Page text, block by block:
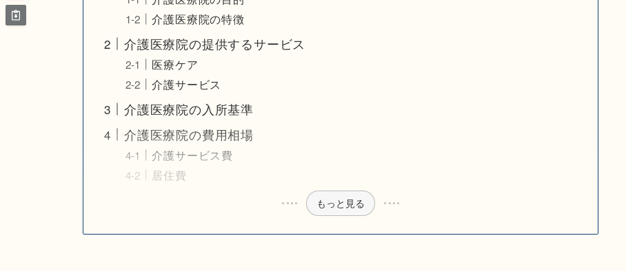
介護医療院の特徴
介護医療院の提供するサービス
医療ケア
介護サービス
介護医療院の入所基準
介護医療院の費用相場
介護サービス費
居住費
もっと見る